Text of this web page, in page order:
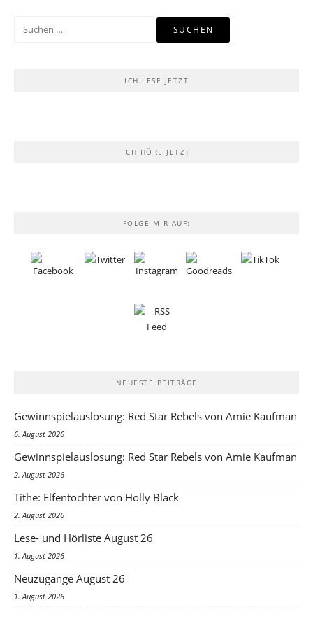
Suchen
ICH LESE JETZT
ICH HÖRE JETZT
FOLGE MIR AUF:
NEUESTE BEITRÄGE
Gewinnspielauslosung: Red Star Rebels von Amie Kaufman
6. August 2026
Gewinnspielauslosung: Red Star Rebels von Amie Kaufman
2. August 2026
Tithe: Elfentochter von Holly Black
2. August 2026
Lese- und Hörliste August 26
1. August 2026
Neuzugänge August 26
1. August 2026